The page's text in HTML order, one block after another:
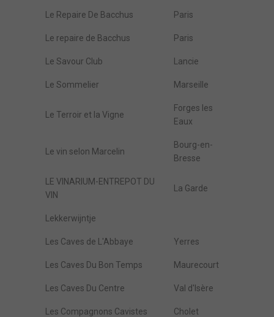
Le Repaire De Bacchus Paris
Le repaire de Bacchus Paris
Le Savour Club Lancie
Le Sommelier Marseille
Le Terroir et la Vigne
Forges les
Eaux
Le vin selon Marcelin
Bourg-en-
Bresse
LE VINARIUM-ENTREPOT DU
VIN
La Garde
Lekkerwijntje
Les Caves de L'Abbaye Yerres
Les Caves Du Bon Temps Maurecourt
Les Caves Du Centre Val d'Isère
Les Compagnons Cavistes Cholet